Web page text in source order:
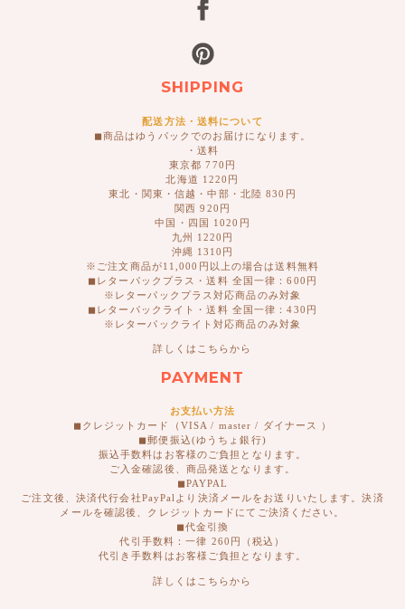
SHIPPING
配送方法・送料について
◼︎商品はゆうパックでのお届けになります。
・送料
東京都 770円
北海道 1220円
東北・関東・信越・中部・北陸 830円
関西 920円
中国・四国 1020円
九州 1220円
沖縄 1310円
※ご注文商品が11,000円以上の場合は送料無料
◼︎レターパックプラス・送料 全国一律：600円
※レターパックプラス対応商品のみ対象
◼︎レターパックライト・送料 全国一律：430円
※レターパックライト対応商品のみ対象
詳しくはこちらから
PAYMENT
お支払い方法
◼︎クレジットカード（VISA / master / ダイナース ）
◼︎郵便振込(ゆうちょ銀行)
振込手数料はお客様のご負担となります。
ご入金確認後、商品発送となります。
◼︎PAYPAL
ご注文後、決済代行会社PayPalより決済メールをお送りいたします。決済
メールを確認後、クレジットカードにてご決済ください。
◼︎代金引換
代引手数料：一律 260円（税込）
代引き手数料はお客様ご負担となります。
詳しくはこちらから